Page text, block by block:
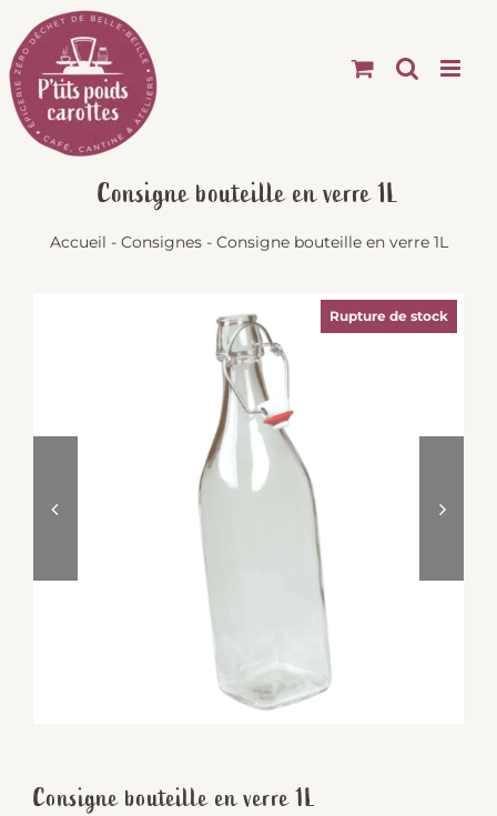
Passer
au
contenu
Consigne bouteille en verre 1L
Accueil - Consignes- Consigne bouteille en verre 1L
Consigne bouteille en verre 1L
Rupture de stock